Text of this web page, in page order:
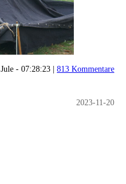
Jule - 07:28:23 | 813 Kommentare
2023-11-20